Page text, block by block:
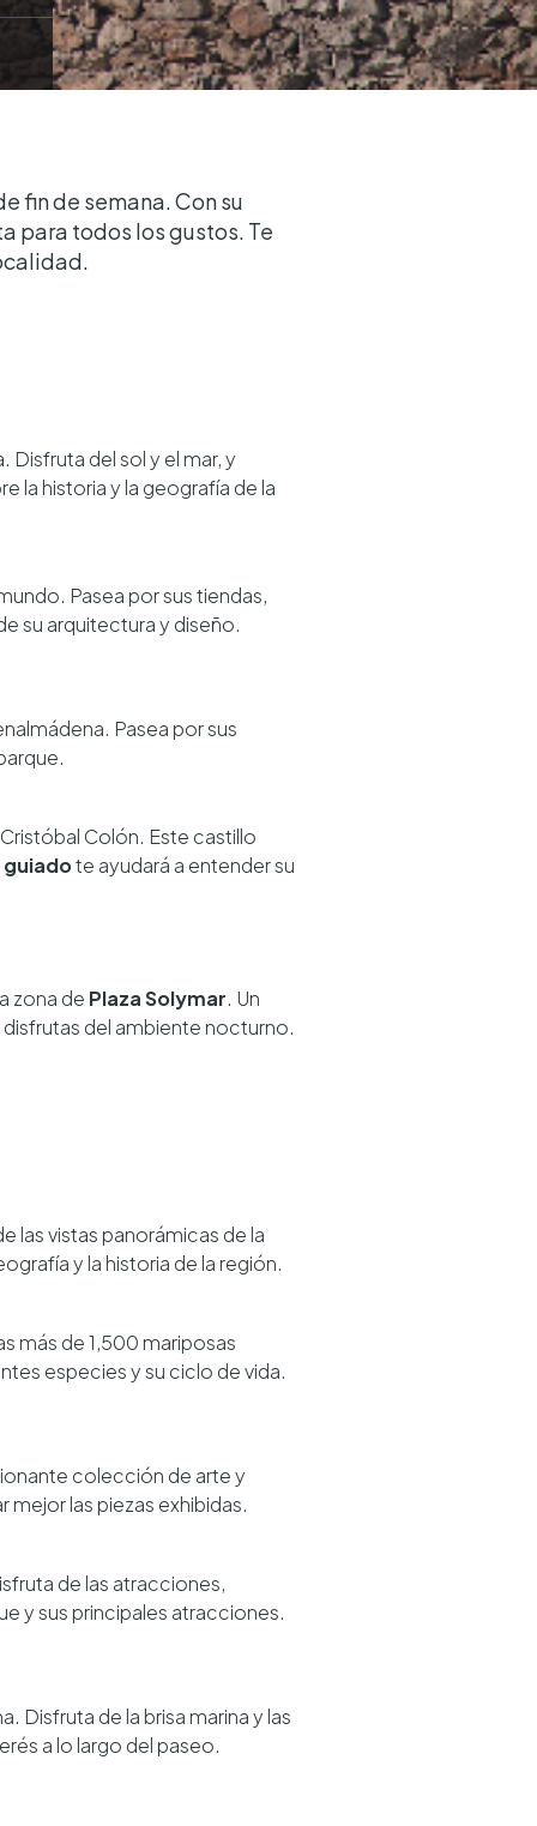
fin de semana. Con su
para todos los gustos. Te
Disfruta del sol y el mar, y
la historia y la geografía de la
Pasea por sus tiendas,
su arquitectura y diseño.
Pasea por sus
Colón. Este castillo
te ayudará a entender su
zona de Plaza Solymar. Un
del ambiente nocturno.
las vistas panorámicas de la
y la historia de la región.
más de 1,500 mariposas
especies y su ciclo de vida.
colección de arte y
mejor las piezas exhibidas.
de las atracciones,
y sus principales atracciones.
Disfruta de la brisa marina y las
a lo largo del paseo.